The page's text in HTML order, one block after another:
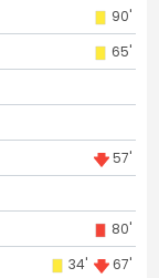
90'
65'
57'
80'
34' 67'